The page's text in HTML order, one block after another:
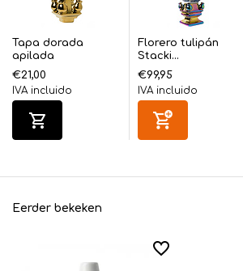
Tapa dorada
apilada
€21,00
IVA incluido
Florero tulipán
Stacki...
€99,95
IVA incluido
Eerder bekeken